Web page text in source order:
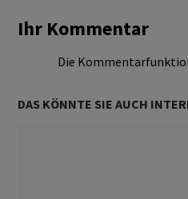
Ihr Kommentar
Die
DAS KÖNNTE SIE AUCH